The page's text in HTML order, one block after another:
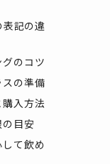
記の違
のコツ
の準備
入方法
目安
て飲め